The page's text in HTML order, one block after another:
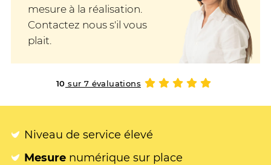
mesure à la réalisation.
Contactez nous s'il vous
plait.
10 sur 7 évaluations
Niveau de service élevé
Mesure numérique sur place